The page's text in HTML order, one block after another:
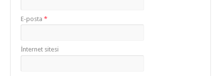
E-posta*
İnternet sitesi